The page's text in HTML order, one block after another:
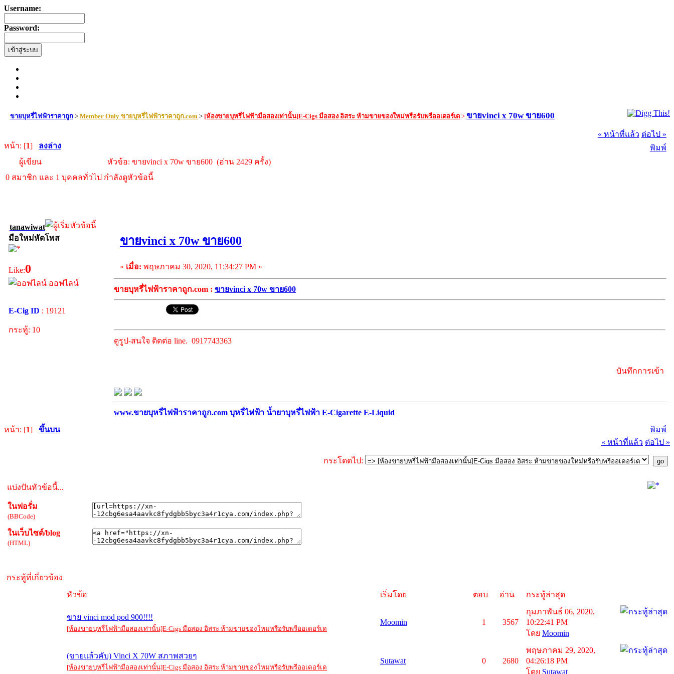
Username:
Password:
ขายบุหรี่ไฟฟ้าราคาถูก> Member Only ขายบุหรี่ไฟฟ้าราคาถูก.com> [ห้องขายบุหรี่ไฟฟ้ามือสองเท่านั้น]E-Cigs มือสอง อิสระ ห้ามขายของใหม่หรือรับพรีออเดอร์เด> ขายvinci x 70w ขาย600
หน้า: [1] ลงล่าง
« หน้าที่แล้ว ต่อไป »
พิมพ์
ผู้เขียน
หัวข้อ: ขายvinci x 70w ขาย600 (อ่าน 2429 ครั้ง)
0 สมาชิก และ 1 บุคคลทั่วไป กำลังดูหัวข้อนี้
tanawiwat
มือใหม่หัดโพส
Like:0
ออฟไลน์
E-Cig ID : 19121
กระทู้: 10
ขายvinci x 70w ขาย600
« เมื่อ: พฤษภาคม 30, 2020, 11:34:27 PM »
ขายบุหรี่ไฟฟ้าราคาถูก.com : ขายvinci x 70w ขาย600
ดูรูป-สนใจ ติดต่อ line. 0917743363
บันทึกการเข้า
www.ขายบุหรี่ไฟฟ้าราคาถูก.com บุหรี่ไฟฟ้า น้ำยาบุหรี่ไฟฟ้า E-Cigarette E-Liquid
หน้า: [1] ขึ้นบน
พิมพ์
« หน้าที่แล้ว ต่อไป »
กระโดดไป:
แบ่งปันหัวข้อนี้...
ในฟอรั่ม
(BBCode)
ในเว็บไซด์/blog
(HTML)
กระทู้ที่เกี่ยวข้อง
หัวข้อ
เริ่มโดย ตอบ อ่าน กระทู้ล่าสุด
ขาย vinci mod pod 900!!!!
[ห้องขายบุหรี่ไฟฟ้ามือสองเท่านั้น]E-Cigs มือสอง อิสระ ห้ามขายของใหม่หรือรับพรีออเดอร์เด
Moomin 1 3567
กุมภาพันธ์ 06, 2020,
10:22:41 PM
โดย Moomin
(ขายแล้วคับ) Vinci X 70W สภาพสวยๆ
[ห้องขายบุหรี่ไฟฟ้ามือสองเท่านั้น]E-Cigs มือสอง อิสระ ห้ามขายของใหม่หรือรับพรีออเดอร์เด
Sutawat 0 2680
พฤษภาคม 29, 2020,
04:26:18 PM
โดย Sutawat